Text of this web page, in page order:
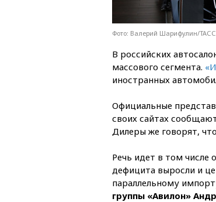
Фото: Валерий Шарифулин/ТАСС
В российских
массового сегмента.
иностранных
Официальные
своих сайтах
Дилеры же говорят,
Речь идет в том числе
дефицита выросли и
параллельному
группы «Авилон»